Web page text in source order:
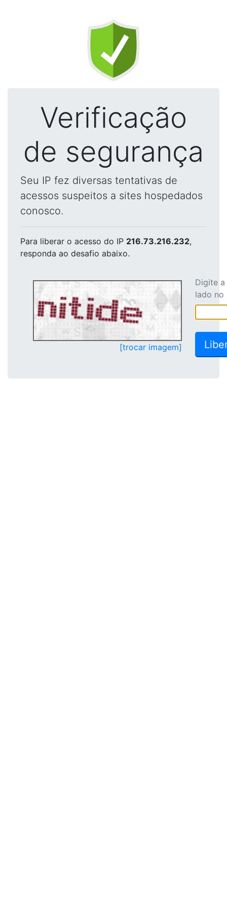
Verificação
de segurança
Seu IP fez diversas tentativas de
acessos suspeitos a sites hospedados
conosco.
Para liberar o acesso do IP 216.73.216.232,
responda ao desafio abaixo.
[trocar imagem]
Digite
lado no